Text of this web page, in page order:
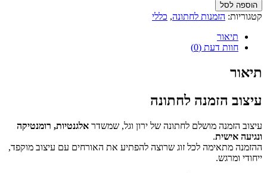
הוספה לסל
קטגוריות: הזמנות לחתונה, כללי
תיאור
חוות דעת (0)
תיאור
עיצוב הזמנה לחתונה
עיצוב הזמנה מושלם לחתונה של ירון וגל, שמשדר אלגנטיות, רומנטיקה
ונגיעה אישית.
ההזמנה מתאימה לכל זוג שרוצה להפתיע את האורחים עם עיצוב מוקפד,
ייחודי ומרגש.